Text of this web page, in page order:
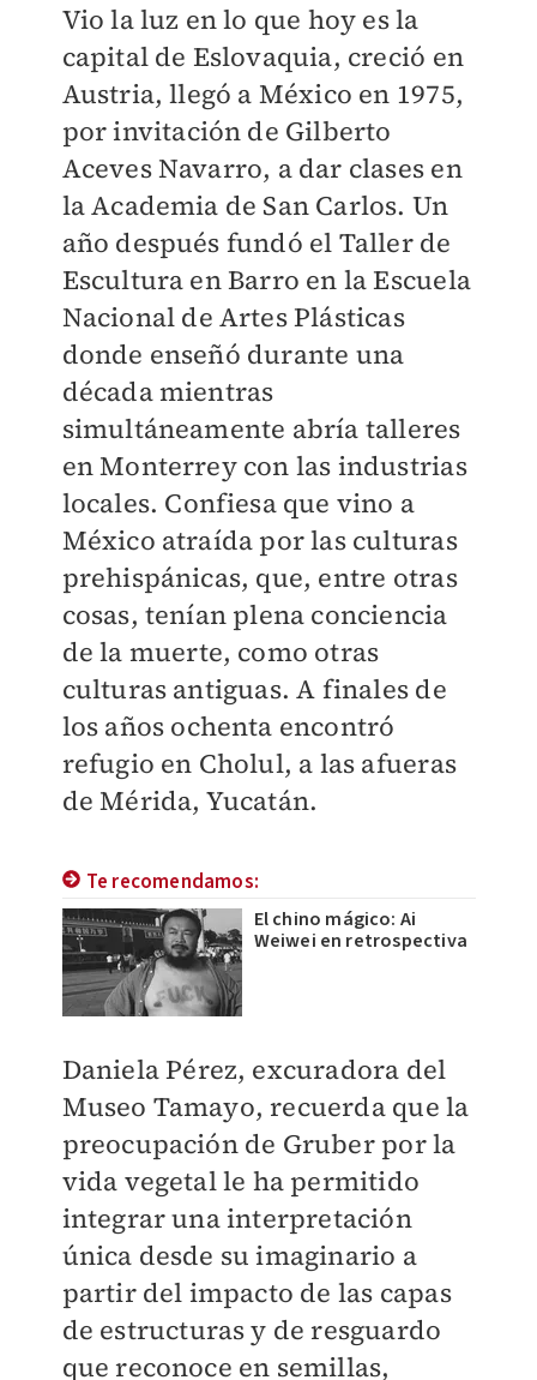
Vio la luz en lo que hoy es la
capital de Eslovaquia, creció en
Austria, llegó a México en 1975,
por invitación de Gilberto
Aceves Navarro, a dar clases en
la Academia de San Carlos. Un
año después fundó el Taller de
Escultura en Barro en la Escuela
Nacional de Artes Plásticas
donde enseñó durante una
década mientras
simultáneamente abría talleres
en Monterrey con las industrias
locales. Confiesa que vino a
México atraída por las culturas
prehispánicas, que, entre otras
cosas, tenían plena conciencia
de la muerte, como otras
culturas antiguas. A finales de
los años ochenta encontró
refugio en Cholul, a las afueras
de Mérida, Yucatán.
Te recomendamos:
El chino mágico: Ai
Weiwei en retrospectiva
Daniela Pérez, excuradora del
Museo Tamayo, recuerda que la
preocupación de Gruber por la
vida vegetal le ha permitido
integrar una interpretación
única desde su imaginario a
partir del impacto de las capas
de estructuras y de resguardo
que reconoce en semillas,